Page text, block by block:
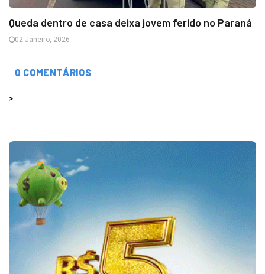
Queda dentro de casa deixa jovem ferido no Paraná
02 Janeiro, 2026
0 COMENTÁRIOS
>